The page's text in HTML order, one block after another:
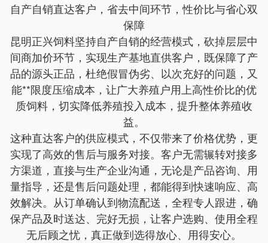
自产自销直达客户，省去中间环节，性价比与省心双
保障
昆明正兴饲料坚持自产自销的经营模式，砍掉层层中
间商加价环节，实现生产基地直供客户，既保障了产
品的源头正品，杜绝假冒伪劣、以次充好的问题，又
能**限度压缩成本，让广大养殖户用上高性价比的优
质饲料，切实降低养殖投入成本，提升整体养殖收
益。
这种直达客户的供应模式，不仅带来了价格优势，更
实现了高效的售后与服务对接。客户无需辗转对接多
方渠道，直接与生产企业沟通，无论是产品咨询、用
量指导，还是售后问题处理，都能得到快速响应、高
效解决。从订单确认到物流配送，全程专人跟进，确
保产品及时送达、完好无损，让客户选购、使用全程
无后顾之忧，真正做到选得放心、用得安心。